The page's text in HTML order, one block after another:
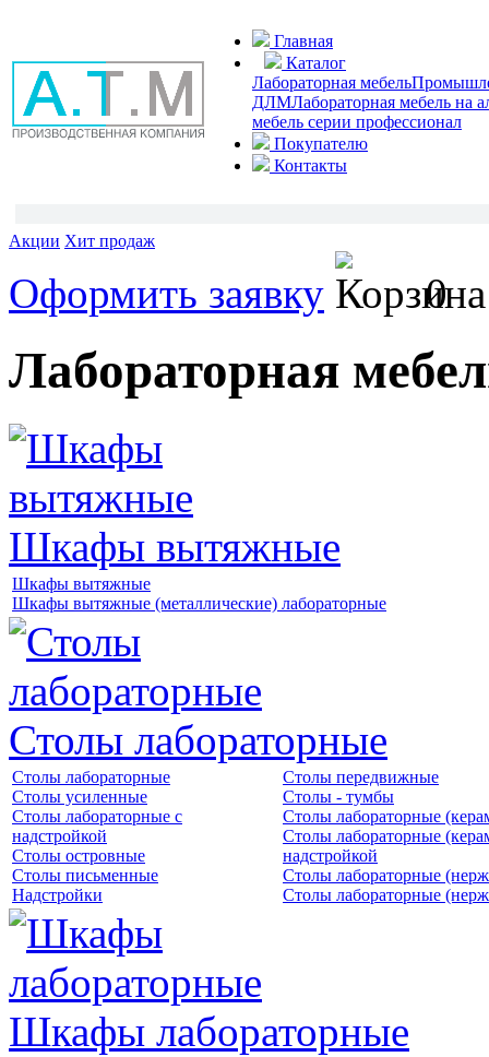
Главная
Каталог
Лабораторная мебель
ДЛМЛабораторная мебель на
мебель серии профессионал
Покупателю
Контакты
Акции Хит продаж
Оформить заявку 0
Лабораторная
Шкафы вытяжные
Шкафы вытяжные
Шкафы вытяжные (металлические) лабораторные
Столы лабораторные
Столы лабораторные
Столы усиленные
Столы лабораторные с
надстройкой
Столы островные
Столы письменные
Надстройки
Столы передвижные
Столы - тумбы
Столы лабораторные
Столы лабораторные
надстройкой
Столы лабораторные
Столы лабораторные
Шкафы лабораторные